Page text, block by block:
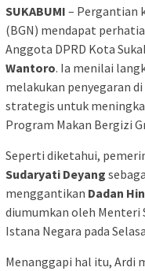
SUKABUMI – Pergantian
(BGN) mendapat
Anggota DPRD Kota
Wantoro. Ia menilai
melakukan penyegaran
strategis untuk
Program Makan Bergizi
Seperti diketahui,
Sudaryati Deyang
menggantikan Dadan
diumumkan oleh Menteri
Istana Negara pada
Menanggapi hal itu, Ardi